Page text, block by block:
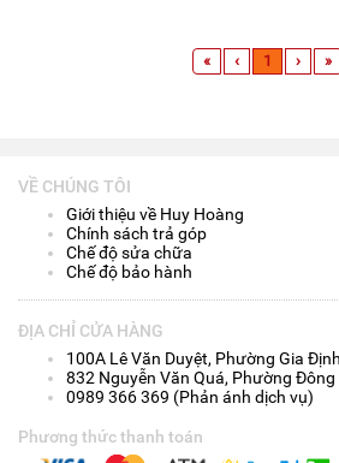
« ‹ 1 › »
VỀ CHÚNG TÔI
Giới thiệu về Huy Hoàng
Chính sách trả góp
Chế độ sửa chữa
Chế độ bảo hành
ĐỊA CHỈ CỬA HÀNG
100A Lê Văn Duyệt, Phường Gia
832 Nguyễn Văn Quá, Phường
0989 366 369 (Phản ánh dịch vụ)
Phương thức thanh toán